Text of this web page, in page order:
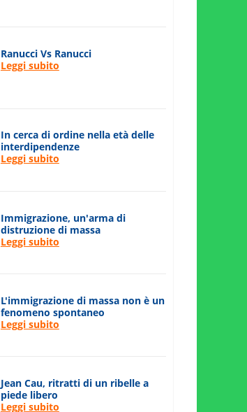
Ranucci Vs Ranucci
Leggi subito
In cerca di ordine nella età delle
interdipendenze
Leggi subito
Immigrazione, un'arma di
distruzione di massa
Leggi subito
L'immigrazione di massa non è un
fenomeno spontaneo
Leggi subito
Jean Cau, ritratti di un ribelle a
piede libero
Leggi subito